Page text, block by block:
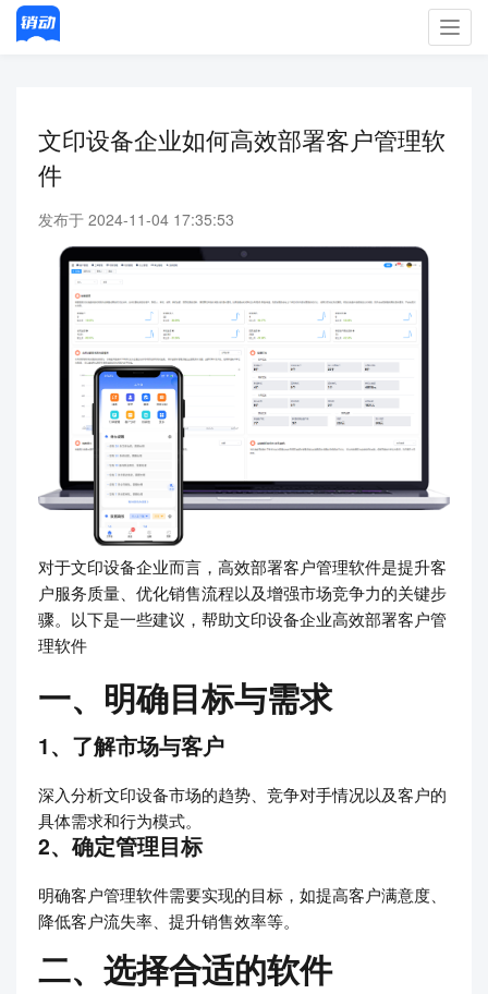
文印设备企业如何高效部署客户管理软
件
发布于 2024-11-04 17:35:53
对于文印设备企业而言，高效部署客户管理软件是提升客
户服务质量、优化销售流程以及增强市场竞争力的关键步
骤。以下是一些建议，帮助文印设备企业高效部署客户管
理软件
一、明确目标与需求
1、了解市场与客户
深入分析文印设备市场的趋势、竞争对手情况以及客户的
具体需求和行为模式。
2、确定管理目标
明确客户管理软件需要实现的目标，如提高客户满意度、
降低客户流失率、提升销售效率等。
二、选择合适的软件